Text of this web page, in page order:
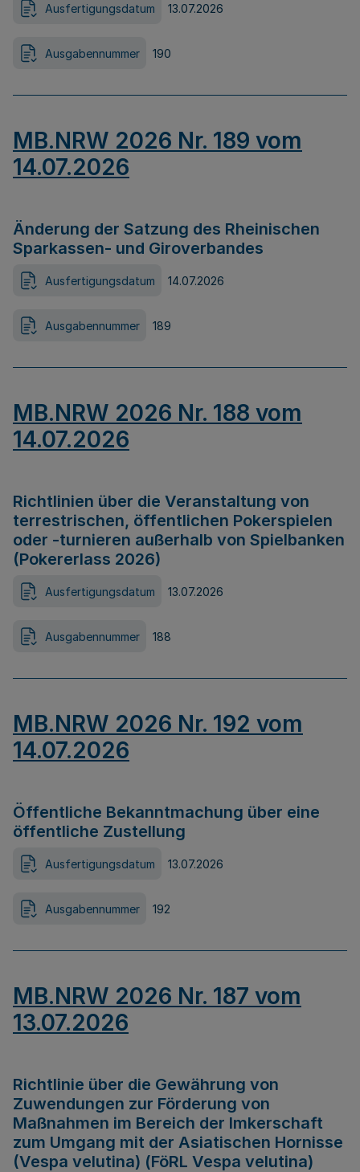
Ausfertigungsdatum 13.07.2026
Ausgabennummer 190
MB.NRW 2026 Nr. 189 vom
14.07.2026
Änderung der Satzung des Rheinischen
Sparkassen- und Giroverbandes
Ausfertigungsdatum 14.07.2026
Ausgabennummer 189
MB.NRW 2026 Nr. 188 vom
14.07.2026
Richtlinien über die Veranstaltung von
terrestrischen, öffentlichen Pokerspielen
oder -turnieren außerhalb von Spielbanken
(Pokererlass 2026)
Ausfertigungsdatum 13.07.2026
Ausgabennummer 188
MB.NRW 2026 Nr. 192 vom
14.07.2026
Öffentliche Bekanntmachung über eine
öffentliche Zustellung
Ausfertigungsdatum 13.07.2026
Ausgabennummer 192
MB.NRW 2026 Nr. 187 vom
13.07.2026
Richtlinie über die Gewährung von
Zuwendungen zur Förderung von
Maßnahmen im Bereich der Imkerschaft
zum Umgang mit der Asiatischen Hornisse
(Vespa velutina) (FöRL Vespa velutina)